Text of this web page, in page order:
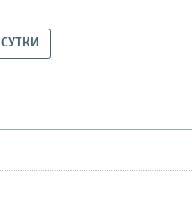
СУТКИ